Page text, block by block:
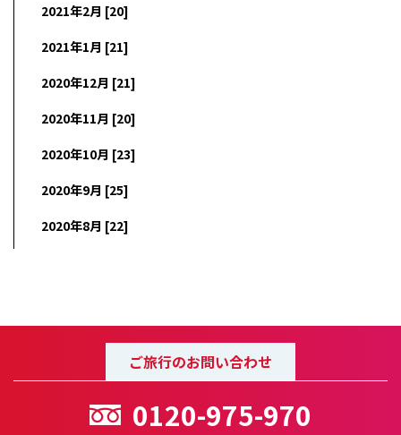
2021年2月 [20]
2021年1月 [21]
2020年12月 [21]
2020年11月 [20]
2020年10月 [23]
2020年9月 [25]
2020年8月 [22]
ご旅行のお問い合わせ
0120-975-970